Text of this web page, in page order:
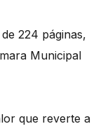
224 páginas,
Municipal
que reverte a